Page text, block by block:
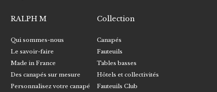
RALPH M
Qui sommes-nous
Le savoir-faire
Made in France
Des canapés sur mesure
Personnalisez votre canapé
Collection
Canapés
Fauteuils
Tables basses
Hôtels et collectivités
Fauteuils Club